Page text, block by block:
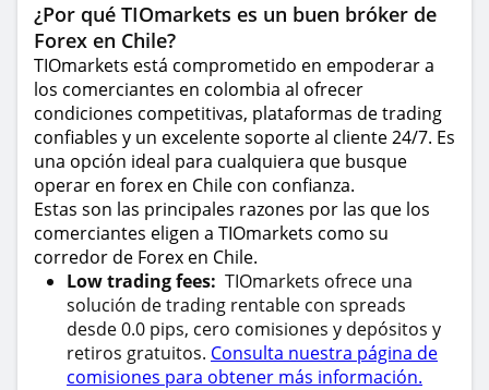
¿Por qué TIOmarkets es un buen bróker de
Forex en Chile?
TIOmarkets está comprometido en empoderar a
los comerciantes en colombia al ofrecer
condiciones competitivas, plataformas de trading
confiables y un excelente soporte al cliente 24/7. Es
una opción ideal para cualquiera que busque
operar en forex en Chile con confianza.
Estas son las principales razones por las que los
comerciantes eligen a TIOmarkets como su
corredor de Forex en Chile.
Low trading fees: TIOmarkets ofrece una
solución de trading rentable con spreads
desde 0.0 pips, cero comisiones y depósitos y
retiros gratuitos. Consulta nuestra página de
comisiones para obtener más información.